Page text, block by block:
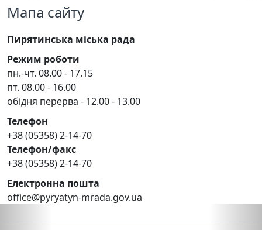
Мапа сайту
Пирятинська міська рада
Режим роботи
пн.-чт. 08.00 - 17.15
пт. 08.00 - 16.00
обідня перерва - 12.00 - 13.00
Телефон
+38 (05358) 2-14-70
Телефон/факс
+38 (05358) 2-14-70
Електронна пошта
office@pyryatyn-mrada.gov.ua